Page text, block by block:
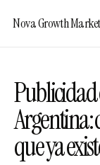
Nova Growth
que ya